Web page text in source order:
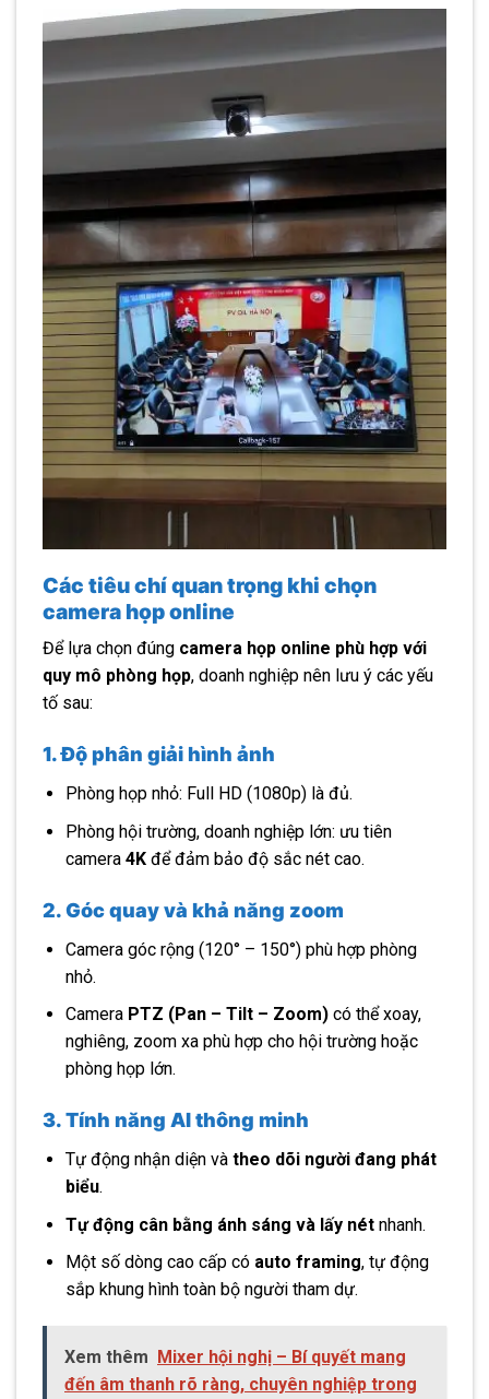
Các tiêu chí quan trọng khi chọn
camera họp online
Để lựa chọn đúng camera họp online phù hợp với
quy mô phòng họp, doanh nghiệp nên lưu ý các yếu
tố sau:
1. Độ phân giải hình ảnh
Phòng họp nhỏ: Full HD (1080p) là đủ.
Phòng hội trường, doanh nghiệp lớn: ưu tiên
camera 4Kđể đảm bảo độ sắc nét cao.
2. Góc quay và khả năng zoom
Camera góc rộng (120° – 150°) phù hợp phòng
nhỏ.
Camera PTZ (Pan – Tilt – Zoom)có thể xoay,
nghiêng, zoom xa phù hợp cho hội trường hoặc
phòng họp lớn.
3. Tính năng AI thông minh
Tự động nhận diện và theo dõi người đang phát
biểu.
Tự động cân bằng ánh sáng và lấy nétnhanh.
Một số dòng cao cấp có auto framing, tự động
sắp khung hình toàn bộ người tham dự.
Xem thêm Mixer hội nghị – Bí quyết mang
đến âm thanh rõ ràng, chuyên nghiệp trong